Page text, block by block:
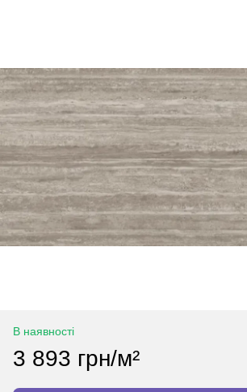
В наявності
3 893 грн/м²